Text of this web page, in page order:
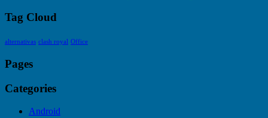
Tag Cloud
alternativas clash royal Office
Pages
Categories
Android